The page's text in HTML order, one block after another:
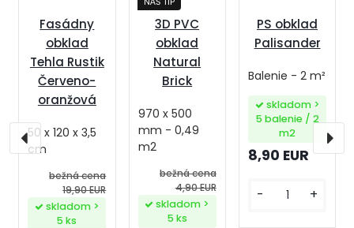
Fasádny
obklad
Tehla Rustik
Červeno-
oranžová
50 x 120 x 3,5
cm
bežná cena
19,90 EUR
skladom >
5 ks
3D PVC
obklad
Natural
Brick
970 x 500
mm - 0,49
m2
bežná cena
4,90 EUR
skladom >
5 ks
PS obklad
Palisander
Balenie - 2 m²
8,90 EUR
- +
skladom >
5 balenie / 2
m2